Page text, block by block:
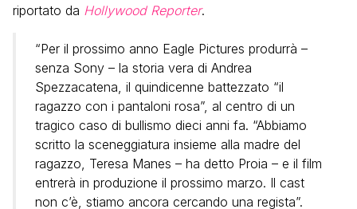
riportato da Hollywood Reporter.
“Per il prossimo anno Eagle Pictures produrrà –
senza Sony – la storia vera di Andrea
Spezzacatena, il quindicenne battezzato “il
ragazzo con i pantaloni rosa”, al centro di un
tragico caso di bullismo dieci anni fa. “Abbiamo
scritto la sceneggiatura insieme alla madre del
ragazzo, Teresa Manes – ha detto Proia – e il film
entrerà in produzione il prossimo marzo. Il cast
non c’è, stiamo ancora cercando una regista”.